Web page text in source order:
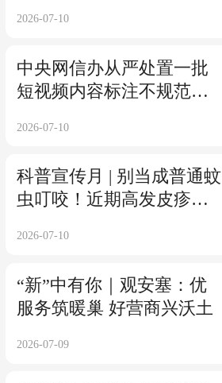
展
2026-07-10
中央网信办从严处置一批
短视频内容标注不规范的
2026-07-10
科普宣传月 | 别当成普通蚊
虫叮咬！近期高发皮疹千
2026-07-10
“新”中有你｜观安塞：优
服务筑暖巢 好营商兴沃土
2026-07-09